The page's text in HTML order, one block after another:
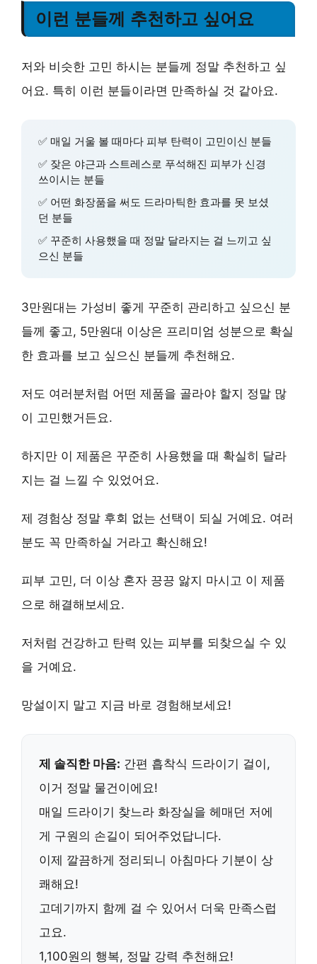
이런 분들께 추천하고 싶어요
저와 비슷한 고민 하시는 분들께 정말 추천하고 싶
어요. 특히 이런 분들이라면 만족하실 것 같아요.
✅ 매일 거울 볼 때마다 피부 탄력이 고민이신 분들
✅ 잦은 야근과 스트레스로 푸석해진 피부가 신경
쓰이시는 분들
✅ 어떤 화장품을 써도 드라마틱한 효과를 못 보셨
던 분들
✅ 꾸준히 사용했을 때 정말 달라지는 걸 느끼고 싶
으신 분들
3만원대는 가성비 좋게 꾸준히 관리하고 싶으신 분
들께 좋고, 5만원대 이상은 프리미엄 성분으로 확실
한 효과를 보고 싶으신 분들께 추천해요.
저도 여러분처럼 어떤 제품을 골라야 할지 정말 많
이 고민했거든요.
하지만 이 제품은 꾸준히 사용했을 때 확실히 달라
지는 걸 느낄 수 있었어요.
제 경험상 정말 후회 없는 선택이 되실 거예요. 여러
분도 꼭 만족하실 거라고 확신해요!
피부 고민, 더 이상 혼자 끙끙 앓지 마시고 이 제품
으로 해결해보세요.
저처럼 건강하고 탄력 있는 피부를 되찾으실 수 있
을 거예요.
망설이지 말고 지금 바로 경험해보세요!
제 솔직한 마음: 간편 흡착식 드라이기 걸이,
이거 정말 물건이에요!
매일 드라이기 찾느라 화장실을 헤매던 저에
게 구원의 손길이 되어주었답니다.
이제 깔끔하게 정리되니 아침마다 기분이 상
쾌해요!
고데기까지 함께 걸 수 있어서 더욱 만족스럽
고요.
1,100원의 행복, 정말 강력 추천해요!